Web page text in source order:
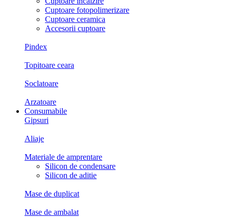
Cuptoare fotopolimerizare
Cuptoare ceramica
Accesorii cuptoare
Pindex
Topitoare ceara
Soclatoare
Arzatoare
Consumabile
Gipsuri
Aliaje
Materiale de amprentare
Silicon de condensare
Silicon de aditie
Mase de duplicat
Mase de ambalat